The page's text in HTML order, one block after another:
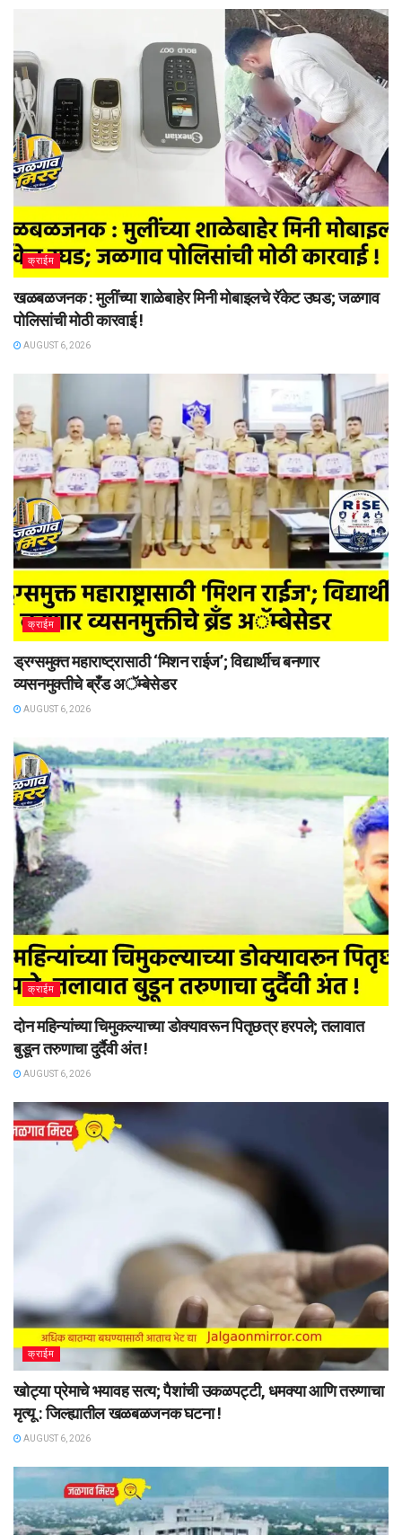
क्राईम
खळबळजनक : मुलींच्या शाळेबाहेर मिनी मोबाइलचे रॅकेट उघड; जळगाव
पोलिसांची मोठी कारवाई !
AUGUST 6, 2026
क्राईम
ड्रग्समुक्त महाराष्ट्रासाठी ‘मिशन राईज’; विद्यार्थीच बनणार
व्यसनमुक्तीचे ब्रँड अॅम्बेसेडर
AUGUST 6, 2026
क्राईम
दोन महिन्यांच्या चिमुकल्याच्या डोक्यावरून पितृछत्र हरपले; तलावात
बुडून तरुणाचा दुर्दैवी अंत !
AUGUST 6, 2026
क्राईम
खोट्या प्रेमाचे भयावह सत्य; पैशांची उकळपट्टी, धमक्या आणि तरुणाचा
मृत्यू : जिल्ह्यातील खळबळजनक घटना !
AUGUST 6, 2026